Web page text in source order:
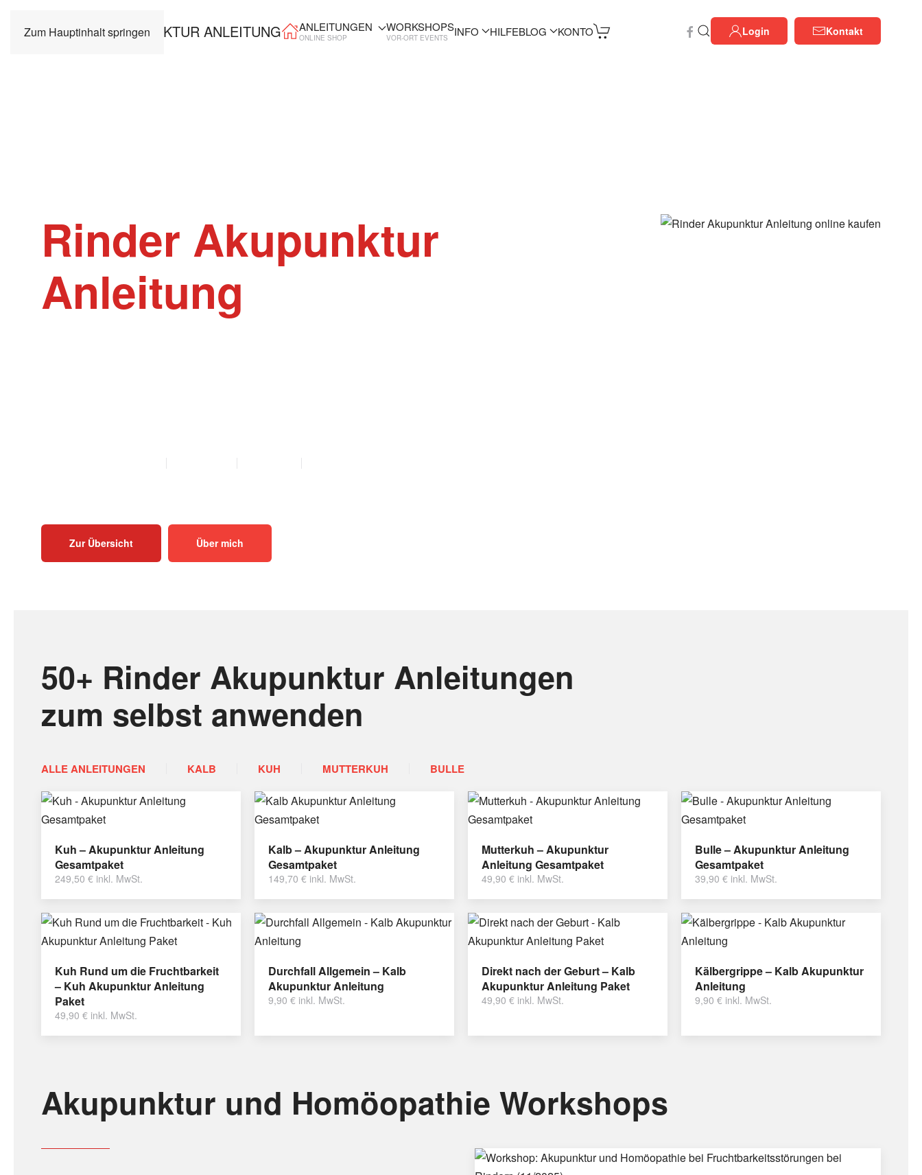
Zum Hauptinhalt springen ANLEITUNGEN
ONLINE SHOP
WORKSHOPS
VOR-ORT EVENTS INFO HILFEBLOG KONTO Login Kontakt
Rinder Akupunktur
Anleitung
Zur Übersicht Über mich
50+ Rinder Akupunktur Anleitungen
zum selbst anwenden
ALLE ANLEITUNGEN KALB KUH MUTTERKUH BULLE
Kuh – Akupunktur Anleitung
Gesamtpaket
249,50 € inkl. MwSt.
Kalb – Akupunktur Anleitung
Gesamtpaket
149,70 € inkl. MwSt.
Mutterkuh – Akupunktur
Anleitung Gesamtpaket
49,90 € inkl. MwSt.
Bulle – Akupunktur Anleitung
Gesamtpaket
39,90 € inkl. MwSt.
Kuh Rund um die Fruchtbarkeit
– Kuh Akupunktur Anleitung
Paket
49,90 € inkl. MwSt.
Durchfall Allgemein – Kalb
Akupunktur Anleitung
9,90 € inkl. MwSt.
Direkt nach der Geburt – Kalb
Akupunktur Anleitung Paket
49,90 € inkl. MwSt.
Kälbergrippe – Kalb Akupunktur
Anleitung
9,90 € inkl. MwSt.
Akupunktur und Homöopathie Workshops